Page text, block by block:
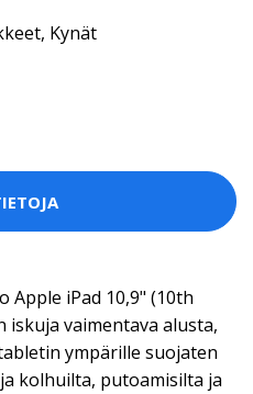
, Kynät
Apple iPad 10,9" (10th
iskuja vaimentava alusta,
ympärille suojaten
kolhuilta, putoamisilta ja